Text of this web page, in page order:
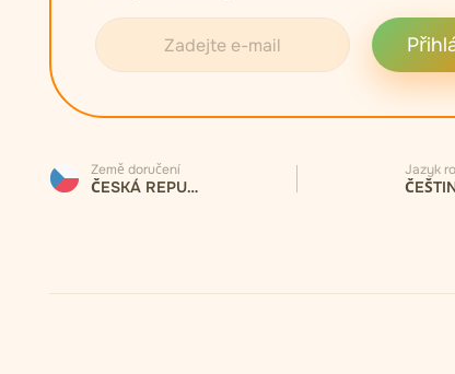
Země doručení
ČESKÁ REPUBLIKA
Jazyk